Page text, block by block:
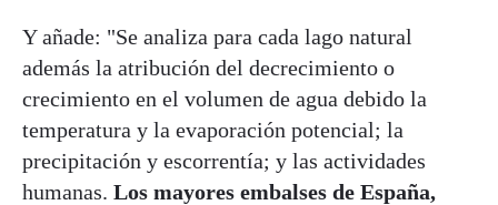
Y añade: "Se analiza para cada lago natural
además la atribución del decrecimiento o
crecimiento en el volumen de agua debido la
temperatura y la evaporación potencial; la
precipitación y escorrentía; y las actividades
humanas. Los mayores embalses de España,